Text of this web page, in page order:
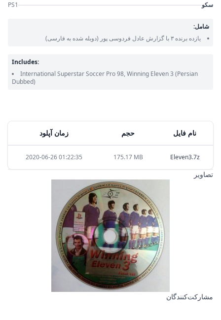
نام فایل حجم زمان آپلود
Eleven3.7z
175.17 MB
2020-06-26 01:22:35
تصاویر
مشارکت‌کنندگان
سکو
PS1
شامل:
یازده برنده ۳ با گزارش عادل فردوسی پور
(دوبله شده به فارسی)
Includes:
International Superstar Soccer Pro 98, Winning Eleven 3 (Persian
Dubbed)